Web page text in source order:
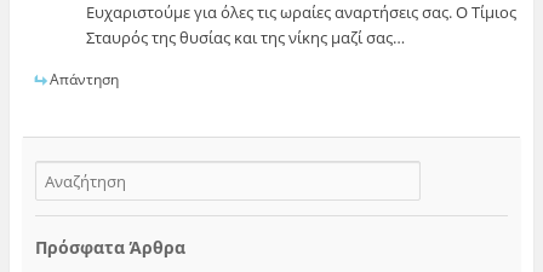
Ευχαριστούμε για όλες τις ωραίες αναρτήσεις σας. Ο Τίμιος
Σταυρός της θυσίας και της νίκης μαζί σας…
Απάντηση
Πρόσφατα Άρθρα